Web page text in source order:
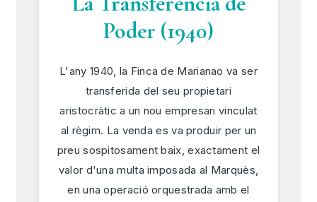
Poder (1940)
L'any 1940, la Finca de Marianao va ser
transferida del seu propietari
aristocràtic a un nou empresari vinculat
al règim. La venda es va produir per un
preu sospitosament baix, exactament el
valor d'una multa imposada al Marquès,
en una operació orquestrada amb el